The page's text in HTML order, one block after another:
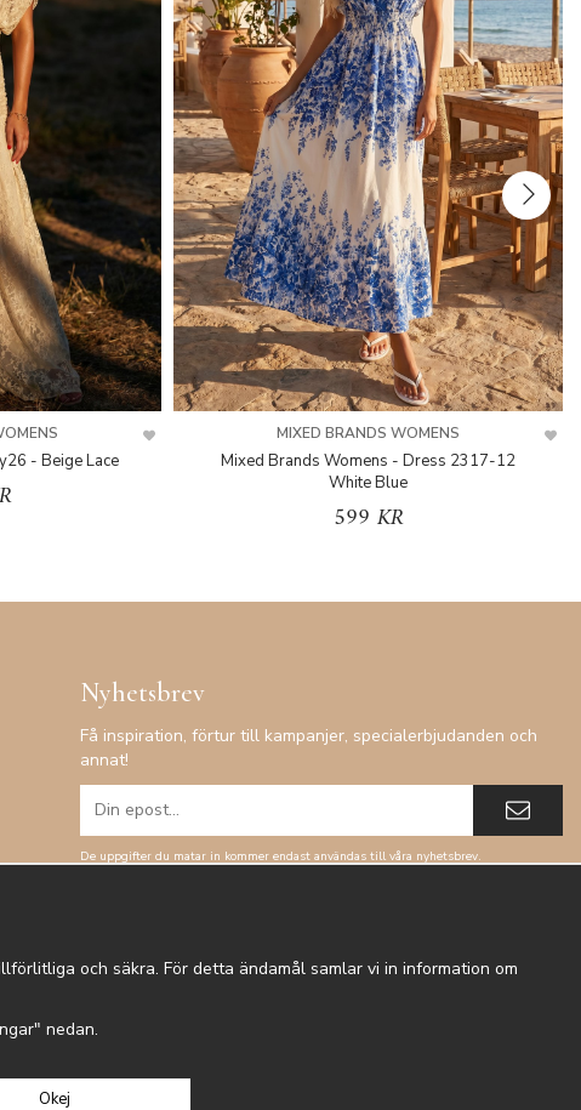
- Beige Lace
MIXED BRANDS WOMENS
Mixed Brands Womens - Dress 2317-12
White Blue
599 KR
Nyhetsbrev
Få inspiration, förtur till kampanjer, specialerbjudanden och
annat!
De uppgifter du matar in kommer endast användas till våra nyhetsbrev.
och säkra. För detta ändamål samlar vi in information om
nedan.
Okej